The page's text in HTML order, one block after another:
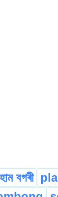
বগৰী